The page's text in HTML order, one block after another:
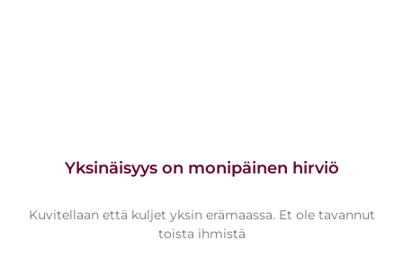
Yksinäisyys on monipäinen hirviö
Kuvitellaan että kuljet yksin erämaassa. Et ole tavannut
toista ihmistä